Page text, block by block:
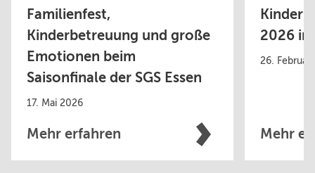
Familienfest,
Kinderbetreuung und große
Emotionen beim
Saisonfinale der SGS Essen
17. Mai 2026
Mehr erfahren
2026 in
26. Februar
Mehr